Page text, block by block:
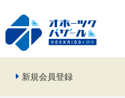
新規会員登録